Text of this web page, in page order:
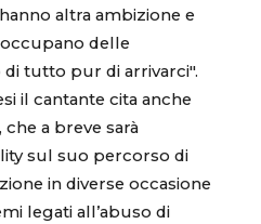
altra ambizione e
delle
tutto pur di arrivarci".
il cantante cita anche
che a breve sarà
sul suo percorso di
in diverse occasione
legati all’abuso di